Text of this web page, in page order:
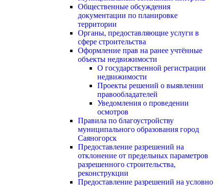
Общественные обсуждения
документации по планировке
территории
Органы, предоставляющие услуги в
сфере строительства
Оформление прав на ранее учтённые
объекты недвижимости
О государственной регистрации
недвижимости
Проекты решений о выявлении
правообладателей
Уведомления о проведении
осмотров
Правила по благоустройству
муниципального образования город
Саяногорск
Предоставление разрешений на
отклонение от предельных параметров
разрешенного строительства,
реконструкции
Предоставление разрешений на условно